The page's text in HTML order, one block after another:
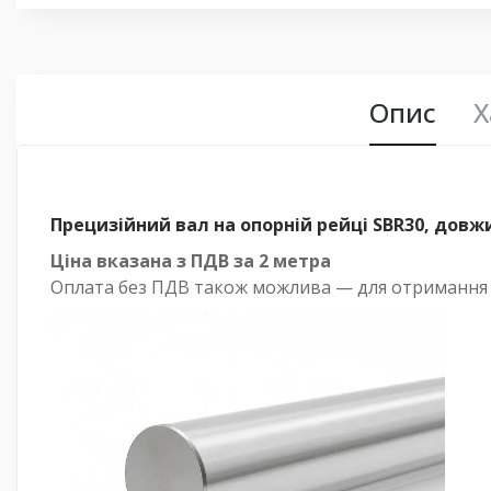
Опис
Прецизійний вал на опорній рейці SBR30,
Ціна вказана з ПДВ за 2 метра
Оплата без ПДВ також можлива — для отримання